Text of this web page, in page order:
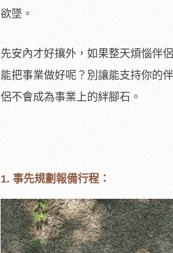
欲墜。
先安內才好攘外，如果整天煩惱伴
能把事業做好呢？別讓能支持你的
侶不會成為事業上的絆腳石。
1. 事先規劃報備行程：